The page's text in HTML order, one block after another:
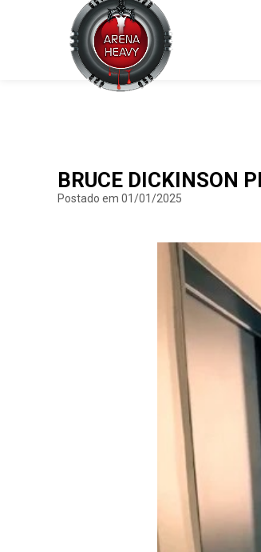
BRUCE DICKINSON
Postado em 01/01/2025